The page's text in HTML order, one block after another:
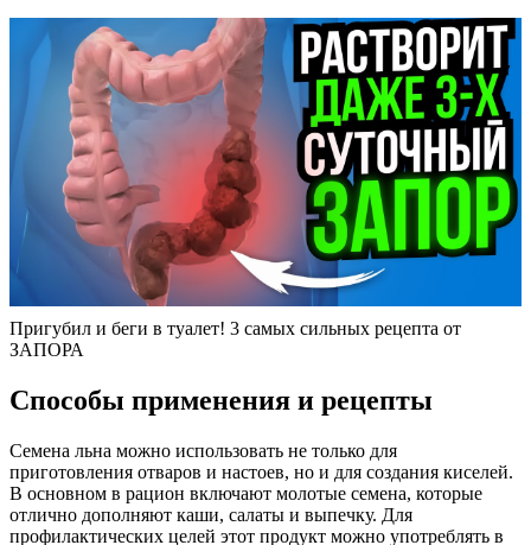
Пригубил и беги в туалет! 3 самых сильных рецепта от
ЗАПОРА
Способы применения и рецепты
Семена льна можно использовать не только для
приготовления отваров и настоев, но и для создания киселей.
В основном в рацион включают молотые семена, которые
отлично дополняют каши, салаты и выпечку. Для
профилактических целей этот продукт можно употреблять в